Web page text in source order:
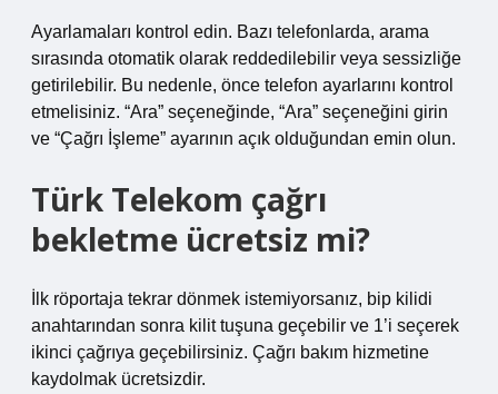
Ayarlamaları kontrol edin. Bazı telefonlarda, arama
sırasında otomatik olarak reddedilebilir veya sessizliğe
getirilebilir. Bu nedenle, önce telefon ayarlarını kontrol
etmelisiniz. “Ara” seçeneğinde, “Ara” seçeneğini girin
ve “Çağrı İşleme” ayarının açık olduğundan emin olun.
Türk Telekom çağrı
bekletme ücretsiz mi?
İlk röportaja tekrar dönmek istemiyorsanız, bip kilidi
anahtarından sonra kilit tuşuna geçebilir ve 1’i seçerek
ikinci çağrıya geçebilirsiniz. Çağrı bakım hizmetine
kaydolmak ücretsizdir.